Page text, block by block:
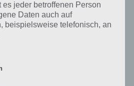
musst du auf Basis eines Bildes oder
herausfinden, die von anderen Spielern
sind. Nur so kannst du das nächste
ergeben alle Antworten 94
und gehört mit zu den
es jeder betroffenen Person
Daten auch auf
beispielsweise telefonisch, an